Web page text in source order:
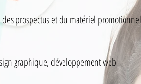
prospectus et du matériel promotionnel
graphique, développement web